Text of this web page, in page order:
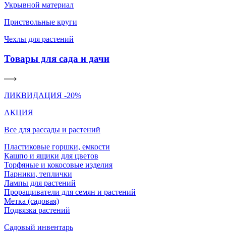
Укрывной материал
Приствольные круги
Чехлы для растений
Товары для сада и дачи
ЛИКВИДАЦИЯ -20%
АКЦИЯ
Все для рассады и растений
Пластиковые горшки, емкости
Кашпо и ящики для цветов
Торфяные и кокосовые изделия
Парники, теплички
Лампы для растений
Проращиватели для семян и растений
Метка (садовая)
Подвязка растений
Садовый инвентарь